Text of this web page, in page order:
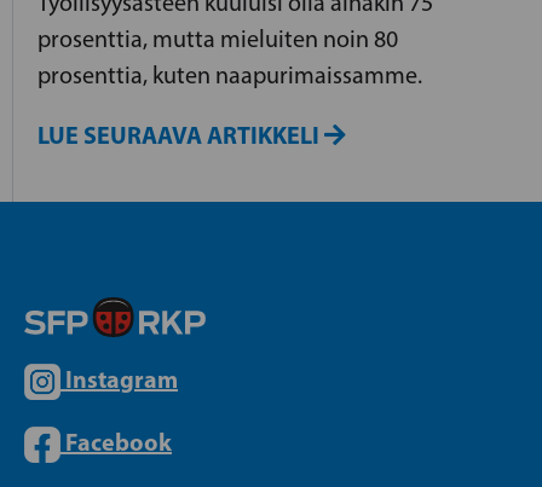
prosenttia, mutta mieluiten noin 80
prosenttia, kuten naapurimaissamme.
LUE SEURAAVA ARTIKKELI
Instagram
Facebook